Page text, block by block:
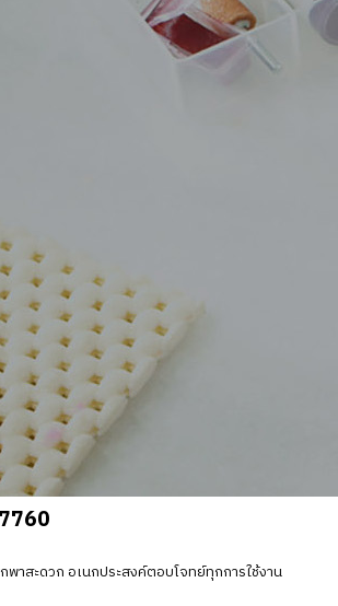
พาสะดวก อเนกประสงค์ตอบโจทย์ทุกการใช้งาน